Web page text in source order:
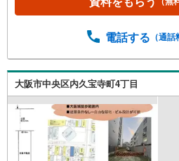
いて・平日や夜遅い時間帯
ます。・車でご自宅や最寄
P相談会 無料物件のご紹介
のご相談、まずは家探しにつ
大歓迎です！年間8000棟以
ープンハウスだから出会え
お気軽にご連絡・ご相談くだ
もしくは当社を含めた数社で
ウス・ディベロップメントの
電話する （通話
大阪市中央区内久宝寺町4丁目